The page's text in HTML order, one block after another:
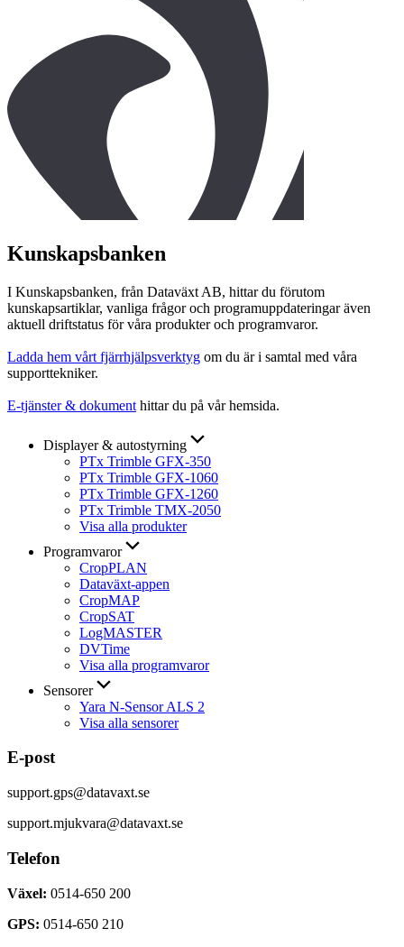
Kunskapsbanken
I Kunskapsbanken, från Dataväxt AB, hittar du förutom
kunskapsartiklar, vanliga frågor och programuppdateringar även
aktuell driftstatus för våra produkter och programvaror.
Ladda hem vårt fjärrhjälpsverktyg om du är i samtal med våra
supporttekniker.
E-tjänster & dokument hittar du på vår hemsida.
Displayer & autostyrning
PTx Trimble GFX-350
PTx Trimble GFX-1060
PTx Trimble GFX-1260
PTx Trimble TMX-2050
Visa alla produkter
Programvaror
CropPLAN
Dataväxt-appen
CropMAP
CropSAT
LogMASTER
DVTime
Visa alla programvaror
Sensorer
Yara N-Sensor ALS 2
Visa alla sensorer
E-post
support.gps@datavaxt.se
support.mjukvara@datavaxt.se
Telefon
Växel: 0514-650 200
GPS: 0514-650 210